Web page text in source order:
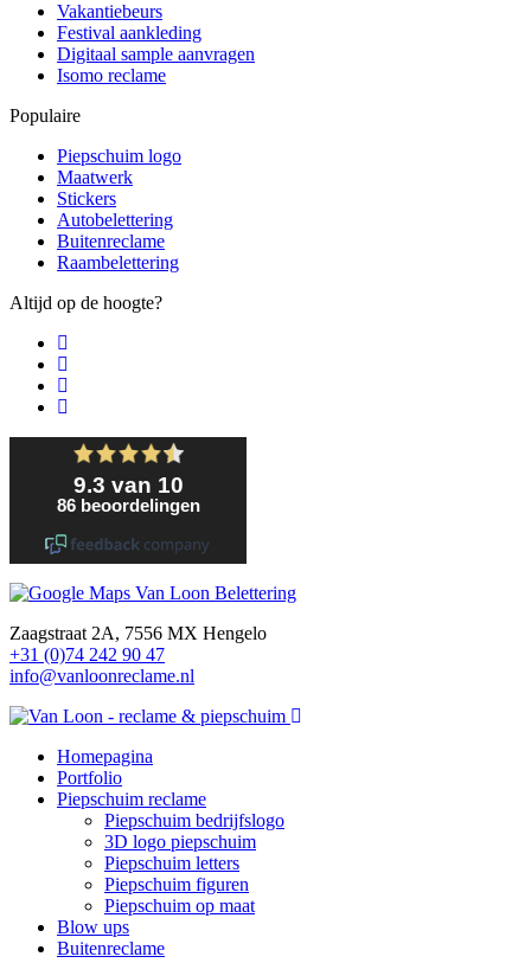
Vakantiebeurs
Festival aankleding
Digitaal sample aanvragen
Isomo reclame
Populaire
Piepschuim logo
Maatwerk
Stickers
Autobelettering
Buitenreclame
Raambelettering
Altijd op de hoogte?
Zaagstraat 2A, 7556 MX Hengelo
+31 (0)74 242 90 47
info@vanloonreclame.nl
Homepagina
Portfolio
Piepschuim reclame
Piepschuim bedrijfslogo
3D logo piepschuim
Piepschuim letters
Piepschuim figuren
Piepschuim op maat
Blow ups
Buitenreclame